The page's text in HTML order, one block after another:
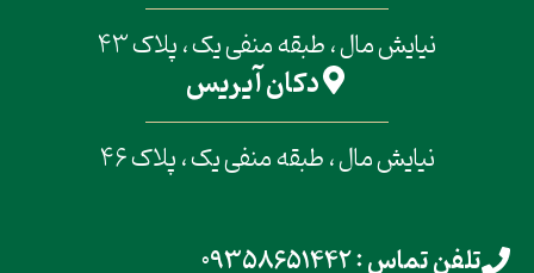
نیایش مال ، طبقه منفی یک ، پلاک 43
دکان آیریس
نیایش مال ، طبقه منفی یک ، پلاک 46
تلفن تماس : 09358651442